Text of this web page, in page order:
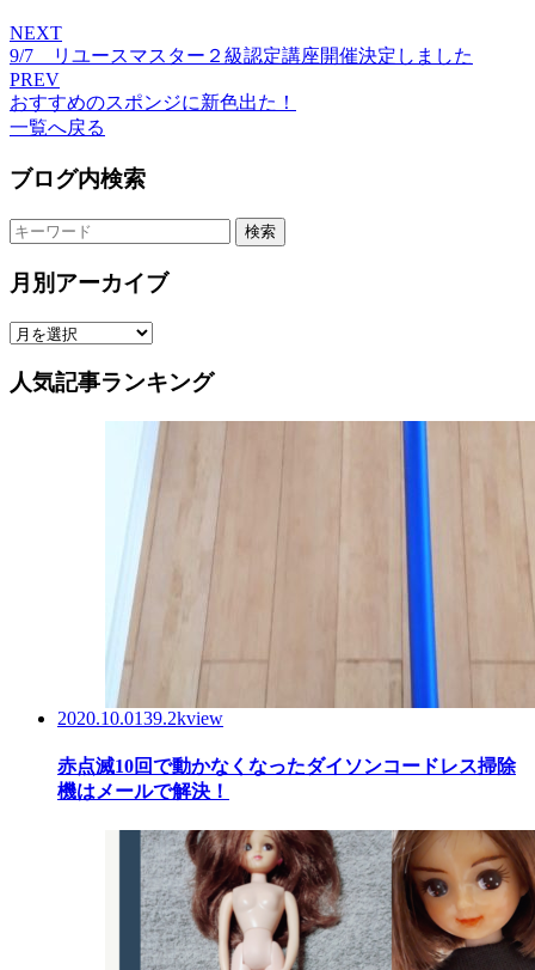
NEXT
9/7 リユースマスター２級認定講座開催決定しました
PREV
おすすめのスポンジに新色出た！
一覧へ戻る
ブログ内検索
検索
月別アーカイブ
人気記事ランキング
2020.10.0139.2kview
赤点滅10回で動かなくなったダイソンコードレス掃除
機はメールで解決！